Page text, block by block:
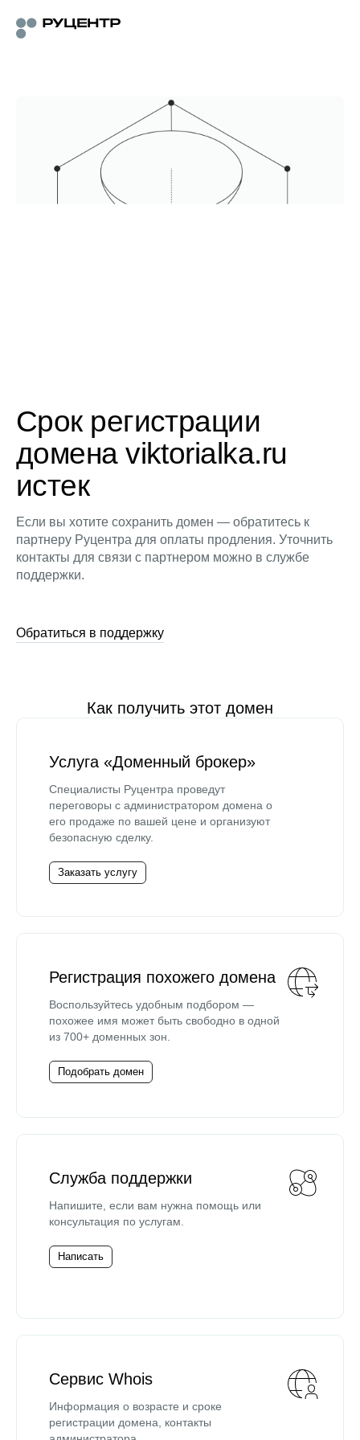
Срок регистрации
домена viktorialka.ru
истек
Если вы хотите сохранить домен — обратитесь к
партнеру Руцентра для оплаты продления. Уточнить
контакты для связи с партнером можно в службе
поддержки.
Обратиться в поддержку
Как получить этот домен
Услуга «Доменный брокер»
Специалисты Руцентра проведут
переговоры с администратором домена о
его продаже по вашей цене и организуют
безопасную сделку.
Заказать услугу
Регистрация похожего домена
Воспользуйтесь удобным подбором —
похожее имя может быть свободно в одной
из 700+ доменных зон.
Подобрать домен
Служба поддержки
Напишите, если вам нужна помощь или
консультация по услугам.
Написать
Сервис Whois
Информация о возрасте и сроке
регистрации домена, контакты